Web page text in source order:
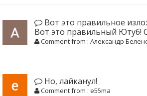
Вот это правильное
Вот это правильный Ютуб!
Comment from : Александр
Но, лайканул!
Comment from : e55ma